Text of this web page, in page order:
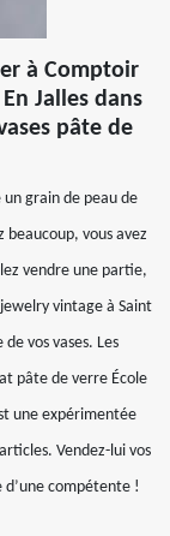
à Comptoir
Jalles dans
pâte de
un grain de peau de
beaucoup, vous avez
vendre une partie,
vintage à Saint
vos vases. Les
pâte de verre École
une expérimentée
Vendez-lui vos
d’une compétente !